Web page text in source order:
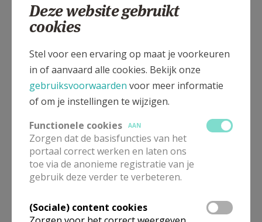
In deze kerk vinden geen weekendvieringen plaats. Via de
onderstaande lijst kan je het aanbod van kerken in de buurt
Deze website gebruikt
cookies
Stel voor een ervaring op maat je voorkeuren
in of aanvaard alle cookies. Bekijk onze
gebruiksvoorwaarden voor meer informatie
of om je instellingen te wijzigen.
Functionele cookies
AAN
Zorgen dat de basisfuncties van het
portaal correct werken en laten ons
toe via de anonieme registratie van je
gebruik deze verder te verbeteren.
(Sociale) content cookies